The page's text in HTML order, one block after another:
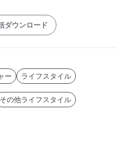
ダウンロード
ー ライフスタイル
その他ライフスタイル